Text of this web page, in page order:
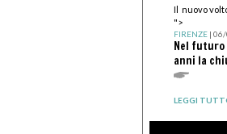
Il nuovo
">
FIRENZE| 06/
Nel futuro
anni la
LEGGI